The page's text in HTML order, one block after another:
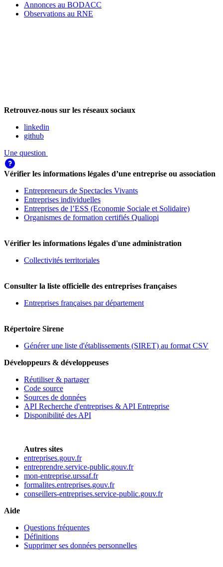
Annonces au BODACC
Observations au RNE
Retrouvez-nous sur les réseaux sociaux
linkedin
github
Une question
Vérifier les informations légales d’une entreprise ou association
Entrepreneurs de Spectacles Vivants
Entreprises individuelles
Entreprises de l’ESS (Economie Sociale et Solidaire)
Organismes de formation certifiés Qualiopi
Vérifier les informations légales d'une administration
Collectivités territoriales
Consulter la liste officielle des entreprises françaises
Entreprises françaises par département
Répertoire Sirene
Générer une liste d'établissements (SIRET) au format CSV
Développeurs & développeuses
Réutiliser & partager
Code source
Sources de données
API Recherche d'entreprises & API Entreprise
Disponibilité des API
Autres sites
entreprises.gouv.fr
entreprendre.service-public.gouv.fr
mon-entreprise.urssaf.fr
formalites.entreprises.gouv.fr
conseillers-entreprises.service-public.gouv.fr
Aide
Questions fréquentes
Définitions
Supprimer ses données personnelles